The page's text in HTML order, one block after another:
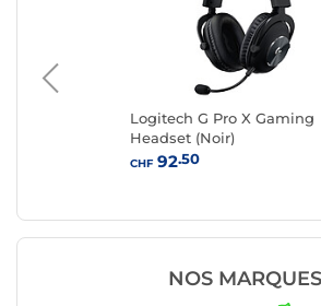
Logitech G Pro X Gaming
Headset (Noir)
CHF92.50
NOS MARQUES